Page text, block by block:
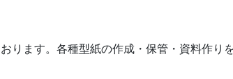
ります。各種型紙の作成・保管・資料作り